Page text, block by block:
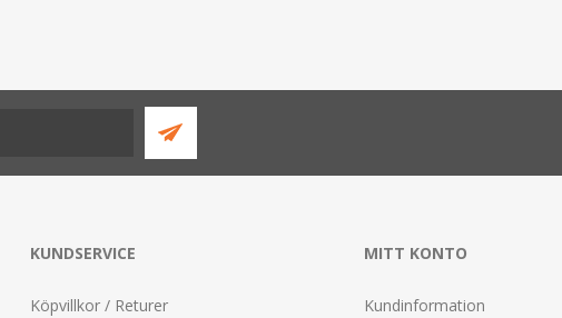
KUNDSERVICE
Köpvillkor / Returer
MITT KONTO
Kundinformation